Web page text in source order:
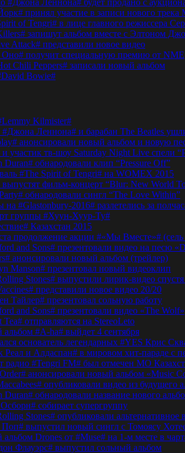
принял участие в записи нового трека
of Tengri# в лице главного режиссера
запишут альбом вместе с Элтоном
Attack# представили новое видео
получит специальную премию от NME
Chili Peppers# записали новый альбом
Bowie#
Kilmister#
#Джона Леннона# и барабан The Beatles
анонсировали новый альбом и новую
участик тв-шоу Saturday Night Live спели
Duran# обнародовали клип “Pressure Off”
#The Spirit of Tengri# на WOMEX 2015
фильм-концерт “Blur: New World
обнародовали сингл “The Love Within”
на #Glastonbury-2016# разлетелись за
группы #Хуун-Хуур-Ту#
Казахстан 2015
продолжение акции #«Мы Вместе»#
and Sons# презентовали видео на песю
анонсировали новый альбом (трейлер)
Manson# презентовал новый видеоклип
Stones# выпустили лирик-видео спустя
представили новое видео 20/20
Тайлер# презентовал сольную работу
and Sons# презентовали видео «The Wolf»
Tea# отправляются на StereoLeto
#A-ha# выйдет 4 сентября
основатель легендарных #YES Крис
Реал и Алдаспан# в мировом хит-параде с
радио #Tengri FM# был отмечен МО
анонсировали новый альбом «Music
опубликовали видео из будущего
Duran# обнародовали название нового
собирает супергруппу
Stones# опубликовали альтернативное
выпустил новый сингл с Томоясу
Drones от #Muse# на 1-м месте в
Флауэрс# выпустил сольный альбом